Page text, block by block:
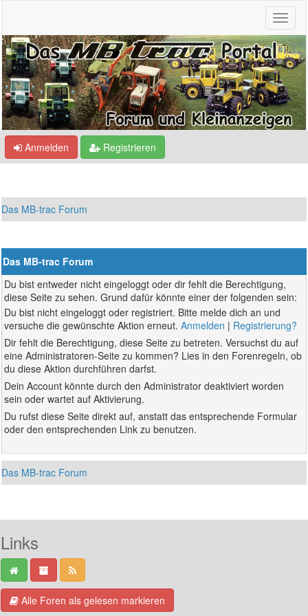
Anmelden Registrieren
Das MB-trac Forum
Das MB-trac Forum
Du bist entweder nicht eingeloggt oder dir fehlt die Berechtigung,
diese Seite zu sehen. Grund dafür könnte einer der folgenden sein:
Du bist nicht eingeloggt oder registriert. Bitte melde dich an und
versuche die gewünschte Aktion erneut.Anmelden | Registrierung?
Dir fehlt die Berechtigung, diese Seite zu betreten. Versuchst du auf
eine Administratoren-Seite zu kommen? Lies in den Forenregeln, ob
du diese Aktion durchführen darfst.
Dein Account könnte durch den Administrator deaktiviert worden
sein oder wartet auf Aktivierung.
Du rufst diese Seite direkt auf, anstatt das entsprechende Formular
oder den entsprechenden Link zu benutzen.
Das MB-trac Forum
Links
Alle Foren als gelesen markieren